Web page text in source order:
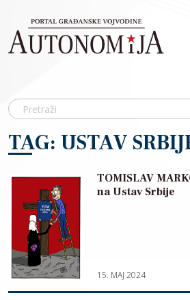
TAG: USTAV
TOMISLAV
na Ustav Srbije
15. MAJ 2024